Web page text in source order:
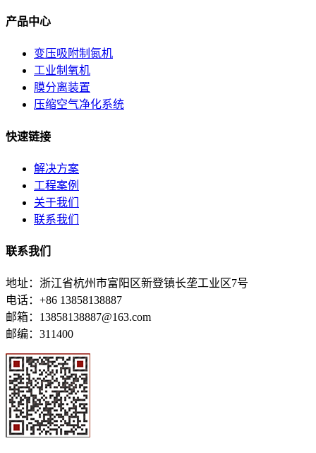
产品中心
变压吸附制氮机
工业制氧机
膜分离装置
压缩空气净化系统
快速链接
解决方案
工程案例
关于我们
联系我们
联系我们
地址：浙江省杭州市富阳区新登镇长垄工业区7号
电话：+86 13858138887
邮箱：13858138887@163.com
邮编：311400